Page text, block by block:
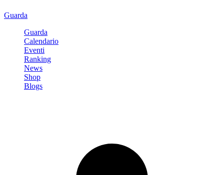
Guarda
Guarda
Calendario
Eventi
Ranking
News
Shop
Blogs